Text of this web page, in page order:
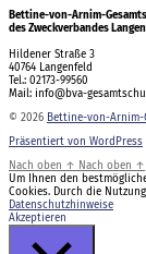
Bettine-von-Arnim-
des Zweckverbandes
Hildener Straße 3
40764 Langenfeld
Tel.: 02173-99560
Mail: info@bva-
© 2026 Bettine-von-Arnim-
Präsentiert von WordPress
Nach oben ↑ Nach oben ↑
Um Ihnen den
Cookies. Durch die
Datenschutzhinweise
Akzeptieren